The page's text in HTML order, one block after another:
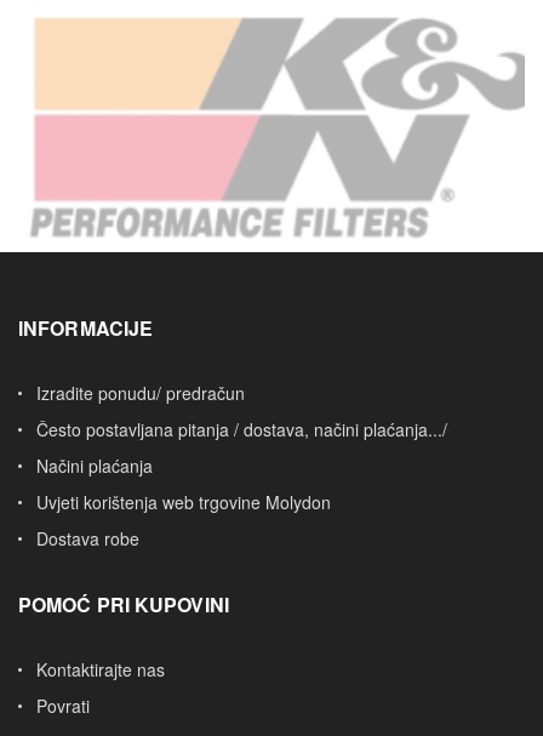
INFORMACIJE
Izradite ponudu/ predračun
Često postavljana pitanja / dostava, načini plaćanja.../
Načini plaćanja
Uvjeti korištenja web trgovine Molydon
Dostava robe
POMOĆ PRI KUPOVINI
Kontaktirajte nas
Povrati